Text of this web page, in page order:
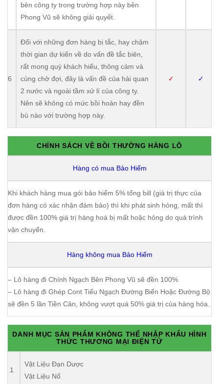
bên công ty trong trường hợp này bên
Phong Vũ sẽ không giải quyết.
6
Đối với những đơn hàng bị tắc, hay chậm
thời gian dự kiến về do vấn đề tắc biên,
rất mong quý khách hiểu, thông cảm và
cùng chờ đợi, đây là vấn đề của hải quan
2 nước và ngoài tầm xử lí của công ty.
Nên sẽ không có mức bồi hoàn hay đền
bù nào với trường hợp này.
✓ ✓
CHÍNH SÁCH VỀ BỒI THƯỜNG HÀNG LÔ
Hàng có mua Bảo Hiểm
Khi khách hàng mua gói bảo hiểm 5% tổng bill (giá trị thực của
đơn hàng có xác nhận đảm bảo) thì khi phát sinh hỏng, mất thì
được đền 100% giá trị hàng hoá bị mất hoặc hỏng do quá trình
vận chuyển.
Hàng không mua Bảo Hiểm
– Lô hàng đi Chính Ngạch Bên Phong Vũ sẽ đền 100%
– Lô hàng đi Ghép Cont Tiểu Ngạch Đường Biển Hoặc Đường Bộ
sẽ đền 5 lần Tiền Cân, không vượt quá 50% giá trị của hàng hóa.
DANH MỤC SẢN PHẨM KHÔNG THỂ NHẬP KHẨU HÌNH
THỨC THƯƠNG MẠI ĐIỆN TỬ
1
Vật Liệu Đạn Dược
Vật Liệu Nổ